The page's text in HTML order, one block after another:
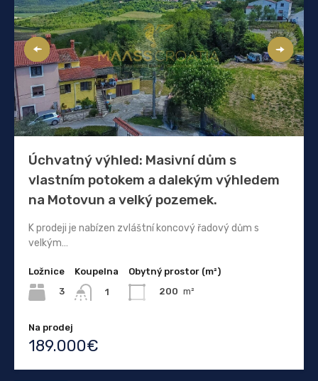
Úchvatný výhled: Masivní dům s
vlastním potokem a dalekým výhledem
na Motovun a velký pozemek.
K prodeji je nabízen zvláštní koncový řadový dům s
velkým…
Ložnice
3
Koupelna
1
Obytný prostor (m²)
200 m²
Na prodej
189.000€